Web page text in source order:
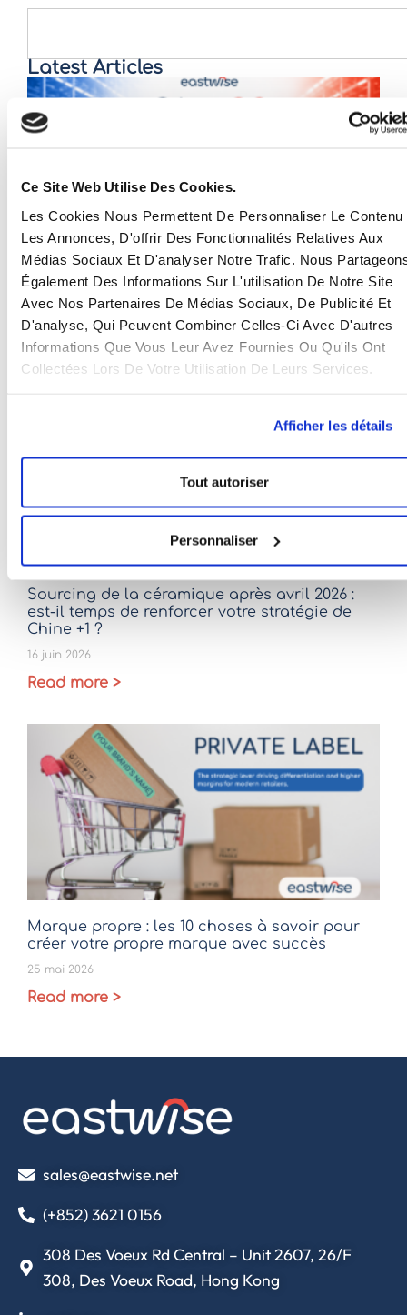
Ce Site Web Utilise Des Cookies.
Les Cookies Nous Permettent De Personnaliser Le Contenu
Les Annonces, D'offrir Des Fonctionnalités Relatives Aux
Médias Sociaux Et D'analyser Notre Trafic. Nous
Également Des Informations Sur L'utilisation De Notre Site
Avec Nos Partenaires De Médias Sociaux, De Publicité Et
D'analyse, Qui Peuvent Combiner Celles-Ci Avec D'autres
Informations Que Vous Leur Avez Fournies Ou Qu'ils Ont
Collectées Lors De Votre Utilisation De Leurs Services.
Afficher les détails
Tout autoriser
Personnaliser
Latest Articles
QA vs QC dans l’industrie : pourquoi les deux
sont importants pour un sourcing fiable
23 juin 2026
Read more >
Sourcing de la céramique après avril 2026 :
est-il temps de renforcer votre stratégie de
Chine +1 ?
16 juin 2026
Read more >
Marque propre : les 10 choses à savoir pour
créer votre propre marque avec succès
25 mai 2026
Read more >
sales@eastwise.net
(+852) 3621 0156
308 Des Voeux Rd Central – Unit 2607, 26/F
308, Des Voeux Road, Hong Kong